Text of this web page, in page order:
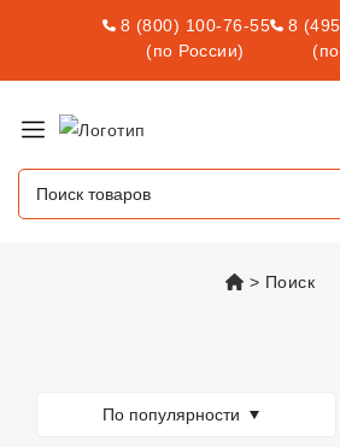
8 (800) 100-76-55
(по России)
8
vsexshop.ru
Поиск
По популярности